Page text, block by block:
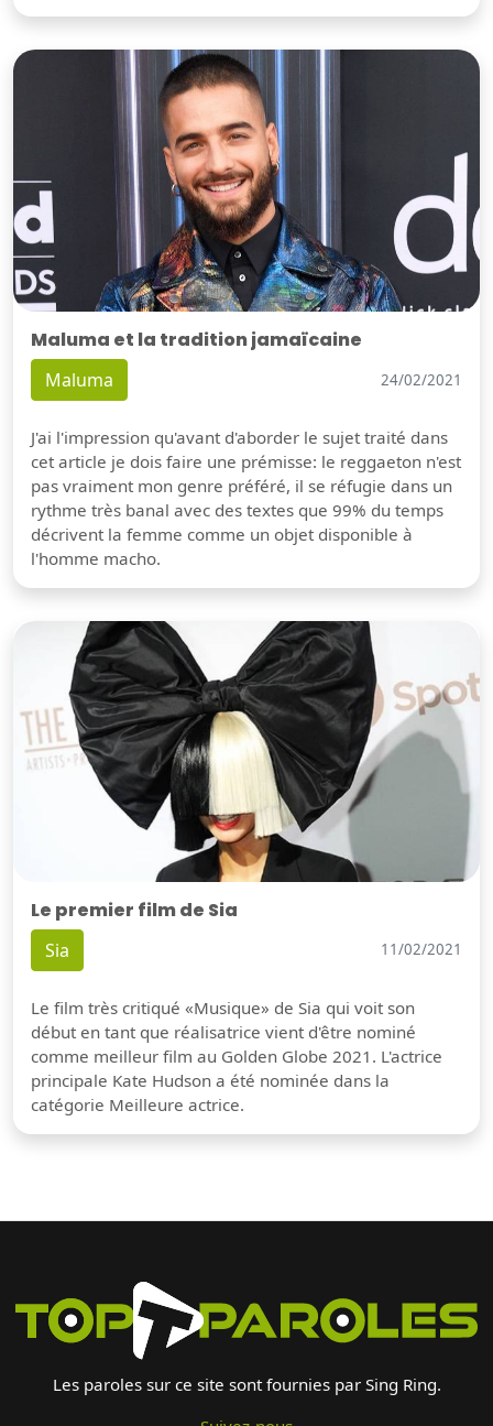
Maluma et la tradition jamaïcaine
Maluma 24/02/2021
J'ai l'impression qu'avant d'aborder le sujet traité dans
cet article je dois faire une prémisse: le reggaeton n'est
pas vraiment mon genre préféré, il se réfugie dans un
rythme très banal avec des textes que 99% du temps
décrivent la femme comme un objet disponible à
l'homme macho.
Le premier film de Sia
Sia 11/02/2021
Le film très critiqué «Musique» de Sia qui voit son
début en tant que réalisatrice vient d'être nominé
comme meilleur film au Golden Globe 2021. L'actrice
principale Kate Hudson a été nominée dans la
catégorie Meilleure actrice.
Les paroles sur ce site sont fournies par Sing Ring.